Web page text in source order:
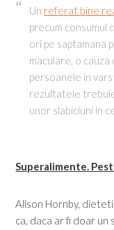
Un referat bine
precum consumul
ori pe saptamana
maculare, o
persoanele in
rezultatele
unor slabiciuni in
Superalimente.
Alison Hornby,
ca, daca ar fi doar